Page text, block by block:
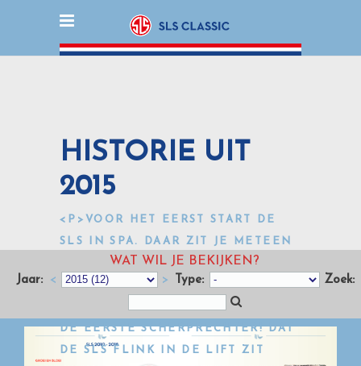
HISTORIE UIT
2015
<P>VOOR HET EERST START DE
SLS IN SPA. DAAR ZIT JE METEEN
IN EEN AANTREKKELIJK
RALLYGEBIED. AL DRIE
KILOMETER NA DE START STOND
DE EERSTE SCHERPRECHTER! DAT
DE SLS FLINK IN DE LIFT ZIT
WAT WIL JE BEKIJKEN?
Jaar: < > Type: Zoek: